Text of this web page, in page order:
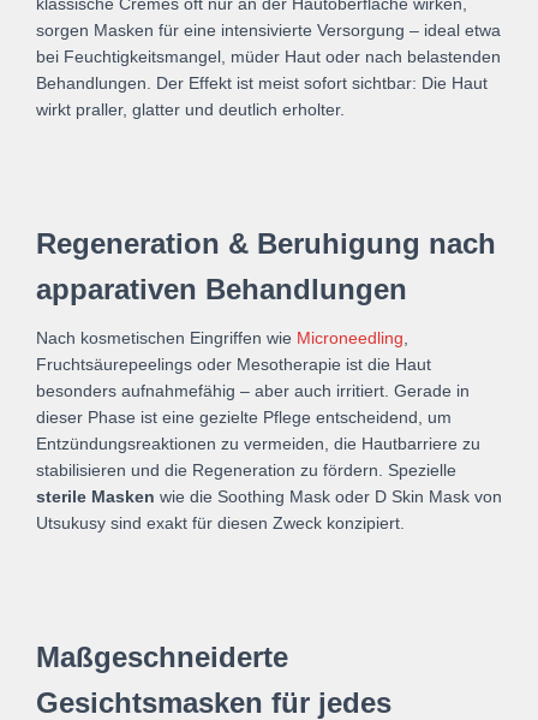
sorgen Masken für eine intensivierte Versorgung – ideal etwa
bei Feuchtigkeitsmangel, müder Haut oder nach belastenden
Behandlungen. Der Effekt ist meist sofort sichtbar: Die Haut
wirkt praller, glatter und deutlich erholter.
Regeneration & Beruhigung nach
apparativen Behandlungen
Nach kosmetischen Eingriffen wie Microneedling
Fruchtsäurepeelings oder Mesotherapie ist die Haut
besonders aufnahmefähig – aber auch irritiert. Gerade in
dieser Phase ist eine gezielte Pflege entscheidend, um
Entzündungsreaktionen zu vermeiden, die Hautbarriere zu
stabilisieren und die Regeneration zu fördern. Spezielle
sterile Masken wie die Soothing Mask oder D Skin Mask von
Utsukusy sind exakt für diesen Zweck konzipiert.
Maßgeschneiderte
Gesichtsmasken für jedes